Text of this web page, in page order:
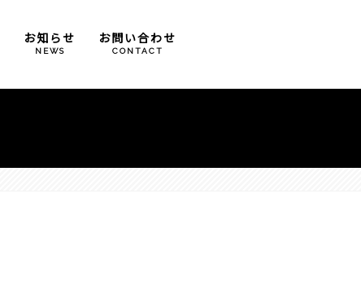
お知らせ
NEWS
お問い合わせ
CONTACT